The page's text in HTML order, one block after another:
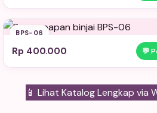
BPS-06
Rp 400.000 💬
📱 Lihat Katalog Lengkap via